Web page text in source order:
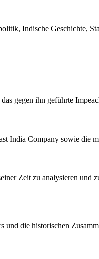
Indische Geschichte,
gegen ihn geführte
India Company sowie die
Zeit zu analysieren
die historischen